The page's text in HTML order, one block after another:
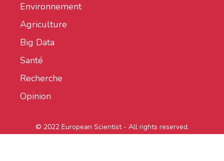
Environnement
Agriculture
Big Data
Santé
Recherche
Opinion
© 2022 European Scientist - All rights reserved.